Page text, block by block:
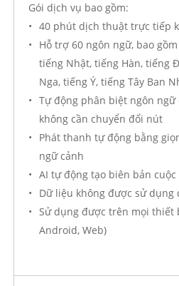
Gói dịch vụ bao gồm:
40 phút dịch thuật trực tiếp
Hỗ trợ 60 ngôn ngữ, bao
tiếng Nhật, tiếng Hàn, tiếng
Nga, tiếng Ý, tiếng Tây Ban
Tự động phân biệt ngôn
không cần chuyển đổi nút
Phát thanh tự động bằng
ngữ cảnh
AI tự động tạo biên bản cuộc
Dữ liệu không được sử dụng
Sử dụng được trên mọi thiết
Android, Web)
Được phát hành bởi: Công ty
Giá cả cho AI đồng bộ Các dịch
#
1 AI đồng bộ Dịch vụ
2
Tổng giá
Tóm tắt giá cả
USD 1,810.00 Đô la Mỹ (USD)